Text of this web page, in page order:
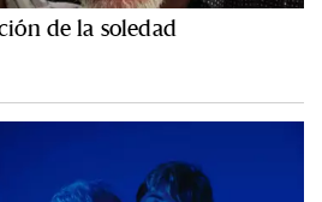
de la soledad